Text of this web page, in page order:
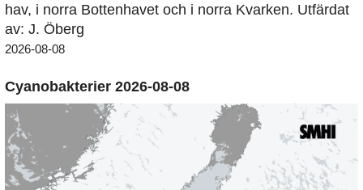
hav, i norra Bottenhavet och i norra Kvarken. Utfärdat
av: J. Öberg
2026-08-08
Cyanobakterier 2026-08-08